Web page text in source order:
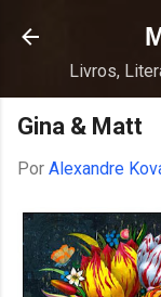
Livros,
Gina & Matt
Por Alexandre